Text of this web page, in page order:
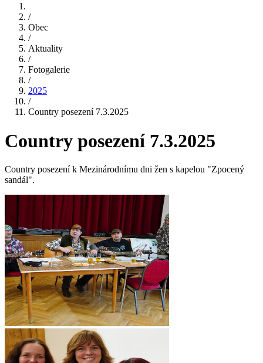
/
Obec
/
Aktuality
/
Fotogalerie
/
2025
/
Country posezení 7.3.2025
Country posezení 7.3.2025
Country posezení k Mezinárodnímu dni žen s kapelou "Zpocený
sandál".